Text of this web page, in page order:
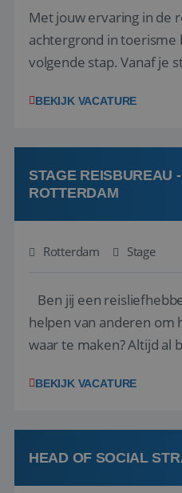
Met jouw ervaring in de
achtergrond in toerisme
volgende stap. Vanaf je
wensen van je team, je
klanten te overtuigen
boeken! ...
BEKIJK VACATURE
STAGE REISBUREAU
ROTTERDAM
Rotterdam Stage
Ben jij een
helpen van anderen om
waar te maken? Altijd al
van de grootste
op zoek naar een
BEKIJK VACATURE
HEAD OF SOCIAL